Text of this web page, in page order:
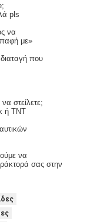
pls
να
με»
που
στείλετε;
ή TNT
να
σας στην